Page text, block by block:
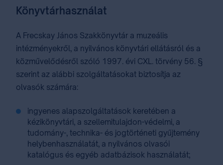
Könyvtárhasználat
A Frecskay János Szakkönyvtár a muzeális
intézményekről, a nyilvános könyvtári ellátásról és a
közművelődésről szóló 1997. évi CXL. törvény 56. §
szerint az alábbi szolgáltatásokat biztosítja az
olvasók számára:
ingyenes alapszolgáltatások keretében a
kézikönyvtári, a szellemitulajdon-védelmi, a
tudomány-, technika- és jogtörténeti gyűjtemény
helybenhasználatát, a nyilvános olvasói
katalógus és egyéb adatbázisok használatát;